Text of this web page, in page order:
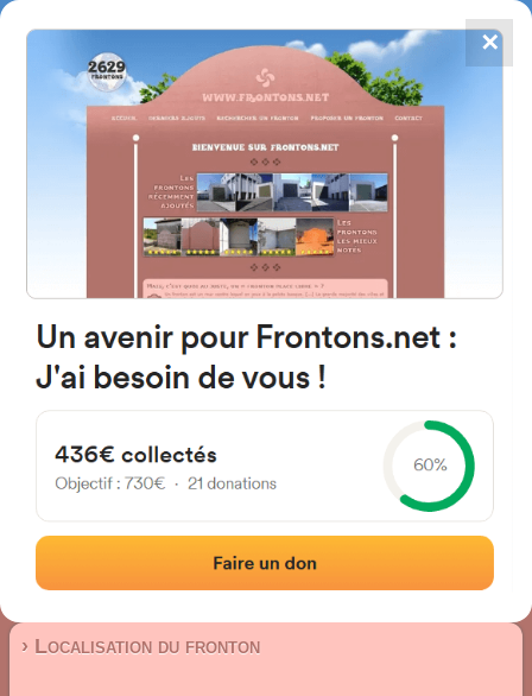
FRONTONS.NET
RECHERCHER UN FRONTON
PROPOSER UN FRONTON
4867
frontons
Carr. de Armenteros 37785
Galinduste, Salamanca Spain
Fronton mur à gauche
Localisation|Photos|Commentaires et avis
› Localisation du fronton
✕